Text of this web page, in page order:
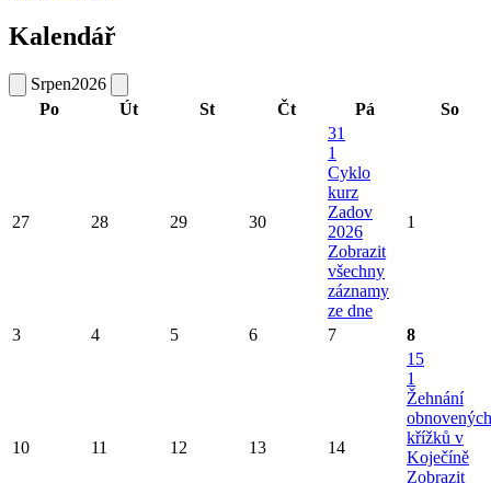
Kalendář
Srpen2026
Po
Út St Čt Pá So
27 28 29 30
31
1
Cyklo
kurz
Zadov
2026
Zobrazit
všechny
záznamy
ze dne
1
3 4 5 6 7 8
10 11 12 13 14
15
1
Žehnání
obnovených
křížků v
Koječíně
Zobrazit